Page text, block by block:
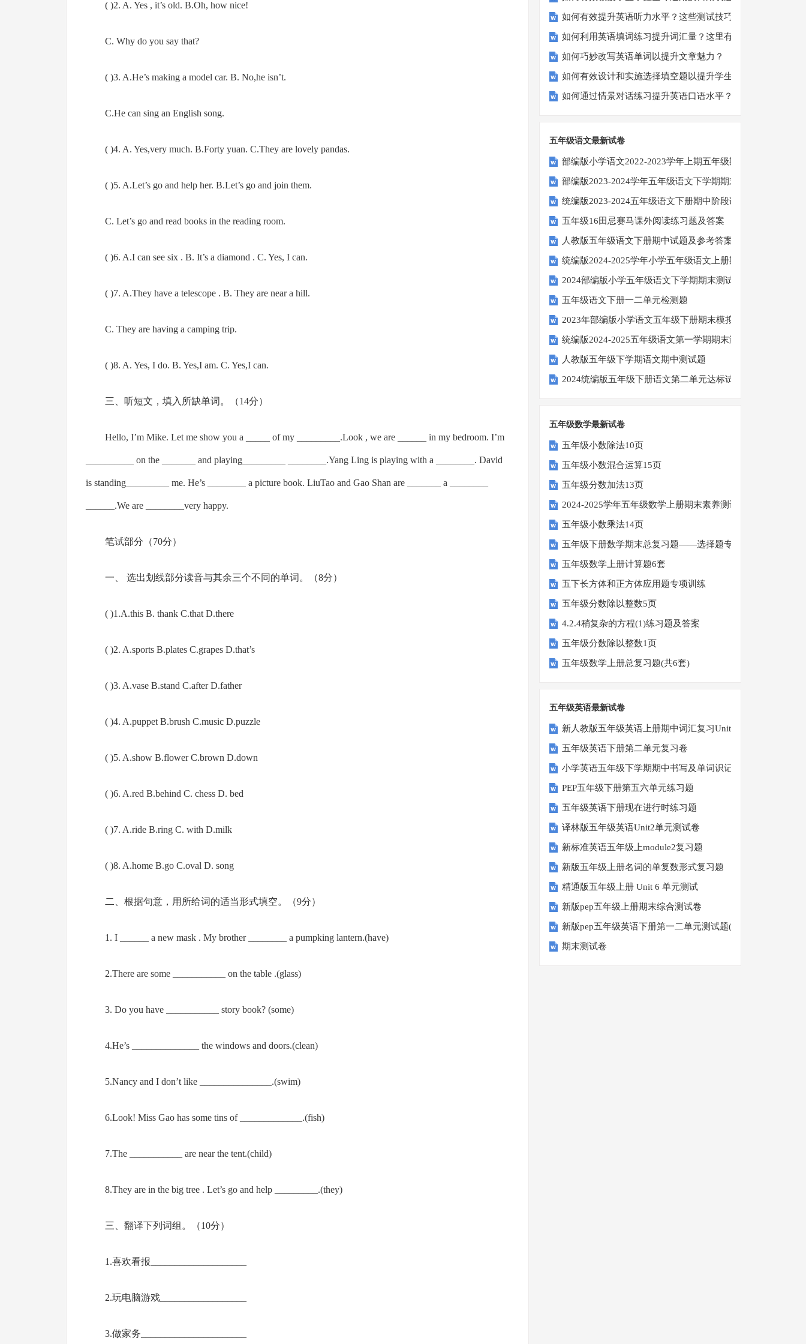
( )2. A. Yes , it’s old. B.Oh, how nice!
C. Why do you say that?
( )3. A.He’s making a model car. B. No,he isn’t.
C.He can sing an English song.
( )4. A. Yes,very much. B.Forty yuan. C.They are lovely pandas.
( )5. A.Let’s go and help her. B.Let’s go and join them.
C. Let’s go and read books in the reading room.
( )6. A.I can see six . B. It’s a diamond . C. Yes, I can.
( )7. A.They have a telescope . B. They are near a hill.
C. They are having a camping trip.
( )8. A. Yes, I do. B. Yes,I am. C. Yes,I can.
三、听短文，填入所缺单词。（14分）
Hello, I’m Mike. Let me show you a _____ of my _________.Look , we are ______ in my bedroom. I’m
__________ on the _______ and playing_________ ________.Yang Ling is playing with a ________. David
is standing_________ me. He’s ________ a picture book. LiuTao and Gao Shan are _______ a ________
______.We are ________very happy.
笔试部分（70分）
一、 选出划线部分读音与其余三个不同的单词。（8分）
( )1.A.this B. thank C.that D.there
( )2. A.sports B.plates C.grapes D.that’s
( )3. A.vase B.stand C.after D.father
( )4. A.puppet B.brush C.music D.puzzle
( )5. A.show B.flower C.brown D.down
( )6. A.red B.behind C. chess D. bed
( )7. A.ride B.ring C. with D.milk
( )8. A.home B.go C.oval D. song
二、根据句意，用所给词的适当形式填空。（9分）
1. I ______ a new mask . My brother ________ a pumpking lantern.(have)
2.There are some ___________ on the table .(glass)
3. Do you have ___________ story book? (some)
4.He’s ______________ the windows and doors.(clean)
5.Nancy and I don’t like _______________.(swim)
6.Look! Miss Gao has some tins of _____________.(fish)
7.The ___________ are near the tent.(child)
8.They are in the big tree . Let’s go and help _________.(they)
三、翻译下列词组。（10分）
1.喜欢看报____________________
2.玩电脑游戏__________________
3.做家务______________________
如何有效提升英语听力水平？这些测试技巧要知道！
如何利用英语填词练习提升词汇量？这里有5个高效方法值得
如何巧妙改写英语单词以提升文章魅力？
如何有效设计和实施选择填空题以提升学生学习效果？
如何通过情景对话练习提升英语口语水平？
五年级语文最新试卷
部编版小学语文2022-2023学年上期五年级期末试题
部编版2023-2024学年五年级语文下学期期末考前质量冲刺卷
统编版2023-2024五年级语文下册期中阶段调研卷
五年级16田忌赛马课外阅读练习题及答案
人教版五年级语文下册期中试题及参考答案
统编版2024-2025学年小学五年级语文上册期中试卷
2024部编版小学五年级语文下学期期末测试卷
五年级语文下册一二单元检测题
2023年部编版小学语文五年级下册期末模拟题
统编版2024-2025五年级语文第一学期期末测试卷
人教版五年级下学期语文期中测试题
2024统编版五年级下册语文第二单元达标试题
五年级数学最新试卷
五年级小数除法10页
五年级小数混合运算15页
五年级分数加法13页
2024-2025学年五年级数学上册期末素养测评卷（考试版A4
五年级小数乘法14页
五年级下册数学期末总复习题——选择题专项练习
五年级数学上册计算题6套
五下长方体和正方体应用题专项训练
五年级分数除以整数5页
4.2.4稍复杂的方程(1)练习题及答案
五年级分数除以整数1页
五年级数学上册总复习题(共6套)
五年级英语最新试卷
新人教版五年级英语上册期中词汇复习Unit1-Unit3
五年级英语下册第二单元复习卷
小学英语五年级下学期期中书写及单词识记测试卷
PEP五年级下册第五六单元练习题
五年级英语下册现在进行时练习题
译林版五年级英语Unit2单元测试卷
新标准英语五年级上module2复习题
新版五年级上册名词的单复数形式复习题
精通版五年级上册 Unit 6 单元测试
新版pep五年级上册期末综合测试卷
新版pep五年级英语下册第一二单元测试题(Unit1-Unit2)
期末测试卷